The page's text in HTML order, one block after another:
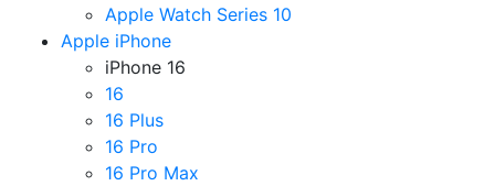
Apple Watch Series 10
Apple iPhone
iPhone 16
16
16 Plus
16 Pro
16 Pro Max